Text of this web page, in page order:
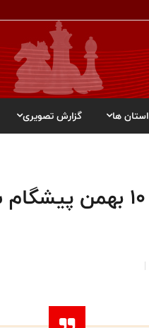
استان ها گزارش تصویری
مسابقه ریتد هفتگی 10